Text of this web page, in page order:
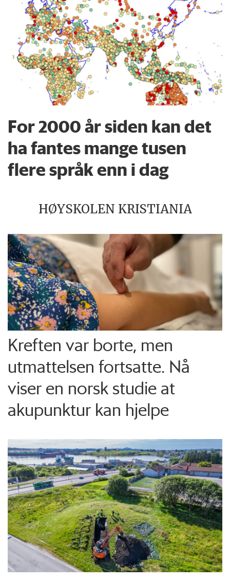
For 2000 år siden kan det
ha fantes mange tusen
flere språk enn i dag
HØYSKOLEN KRISTIANIA
Kreften var borte, men
utmattelsen fortsatte. Nå
viser en norsk studie at
akupunktur kan hjelpe